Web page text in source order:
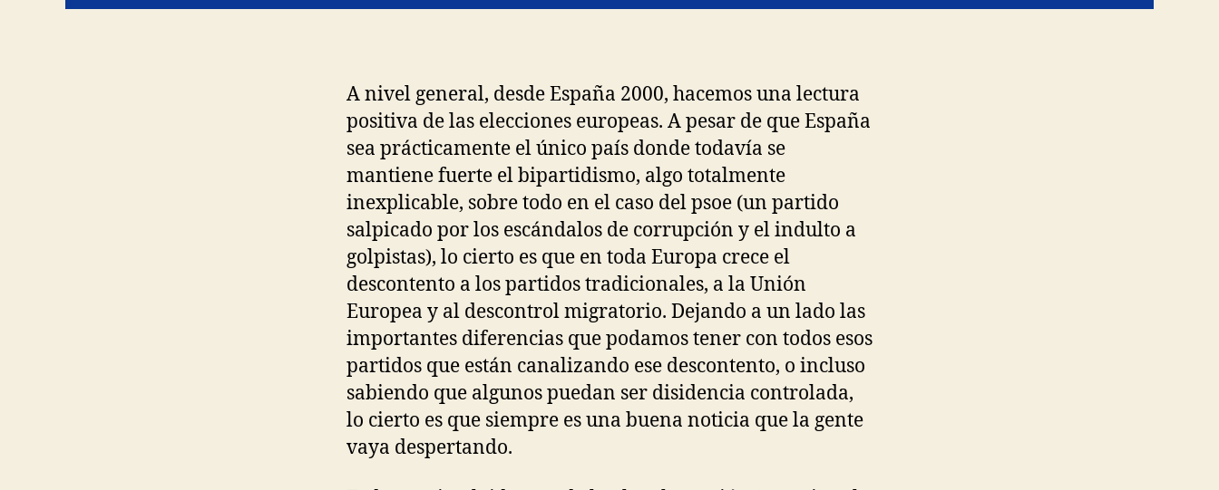
A nivel general, desde España 2000, hacemos una lectura
positiva de las elecciones europeas. A pesar de que España
sea prácticamente el único país donde todavía se
mantiene fuerte el bipartidismo, algo totalmente
inexplicable, sobre todo en el caso del psoe (un partido
salpicado por los escándalos de corrupción y el indulto a
golpistas), lo cierto es que en toda Europa crece el
descontento a los partidos tradicionales, a la Unión
Europea y al descontrol migratorio. Dejando a un lado las
importantes diferencias que podamos tener con todos esos
partidos que están canalizando ese descontento, o incluso
sabiendo que algunos puedan ser disidencia controlada,
lo cierto es que siempre es una buena noticia que la gente
vaya despertando.